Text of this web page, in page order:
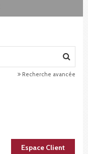
Recherche avancée
Espace Client